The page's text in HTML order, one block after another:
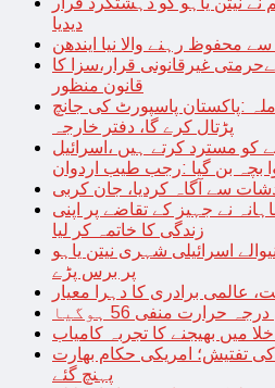
دیدیا
محفوظ رہنے والا نیا ایندھن
غیرقانونی قرار،سزا کا
قانون منظور
:پاکستان پاسپورٹ کی جانچ
پڑتال کرے گا، دفتر خارجہ
کو مسترد کرتے ہیں ،اسرائیل
بچہ بن گیا :رجب طیب اردوان
سے آگاہ کردیا، جان کربی
شاہانہ نے جہیز کے تقاضے پر اپنی
زندگی کا خاتمہ کر لیا
اسرائیلی شہری نیتن یاہو
پر برس پڑے
عالمی برادری کا دہرا معیار
حرارت منفی 56 ہوگیا
خلا میں بھیجنے کا تجربہ کامیاب
تفتیش؛ امریکی حکام بھارت
پہنچ گئے